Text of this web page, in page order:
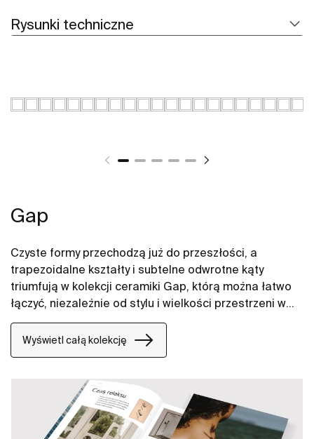
Rysunki techniczne
Gap
Czyste formy przechodzą już do przeszłości, a
trapezoidalne kształty i subtelne odwrotne kąty
triumfują w kolekcji ceramiki Gap, którą można łatwo
łączyć, niezależnie od stylu i wielkości przestrzeni w
łazience. W naszych propozycjach znajdują się między
innymi umywalki Gap, miski WC Gap, deski WC i bidety
Gap.
Wyświetl całą kolekcję